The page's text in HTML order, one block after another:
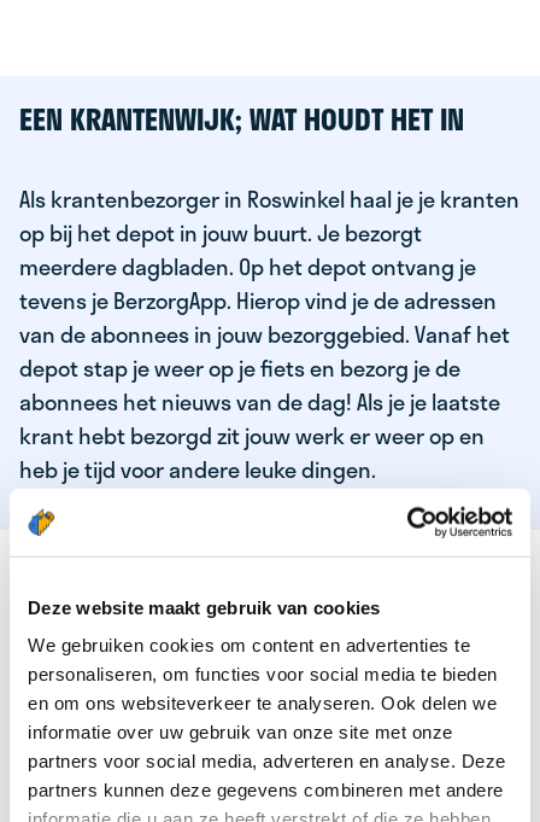
Deze website maakt gebruik van cookies
We gebruiken cookies om content en advertenties te
personaliseren, om functies voor social media te bieden
en om ons websiteverkeer te analyseren. Ook delen we
informatie over uw gebruik van onze site met onze
partners voor social media, adverteren en analyse. Deze
partners kunnen deze gegevens combineren met andere
EEN KRANTENWIJK; WAT HOUDT HET IN
Als krantenbezorger in Roswinkel haal je je kranten
op bij het depot in jouw buurt. Je bezorgt
meerdere dagbladen. Op het depot ontvang je
tevens je BerzorgApp. Hierop vind je de adressen
van de abonnees in jouw bezorggebied. Vanaf het
depot stap je weer op je fiets en bezorg je de
abonnees het nieuws van de dag! Als je je laatste
krant hebt bezorgd zit jouw werk er weer op en
heb je tijd voor andere leuke dingen.
DEZE KWALITEITEN HEEFT ONZE TOP
KRANTENBEZORGER
Je bent verantwoordelijk en zelfstandig
Je houdt van lekker bewegen in de frisse lucht
Je houdt vooral van fijn werk dat lekker bijverdient!
Je wordt blij van het bezorgen van het laatste nieuws